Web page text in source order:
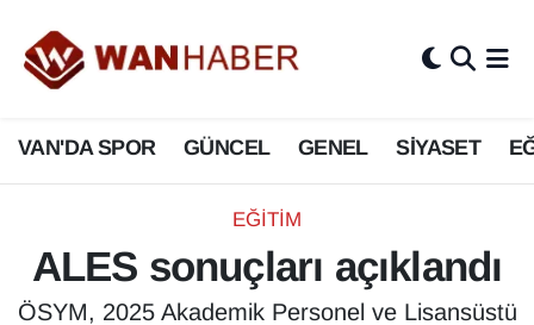
VAN'DA SPOR GÜNCEL GENEL SİYASET
EĞİTİM
ALES sonuçları açıklandı
ÖSYM, 2025 Akademik Personel ve Lisansüstü
3.SAYFA
ASAYİŞ
BİLİM VE TEKNOLOJİ
Biyografi
Van Nöbetçi Eczaneler
Van Hava Durumu
Van Namaz Vakitleri
Van Trafik Yoğunluk Haritası